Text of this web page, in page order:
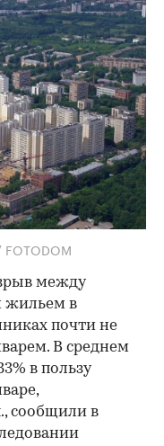
между
жильем в
почти не
В среднем
в пользу
сообщили в